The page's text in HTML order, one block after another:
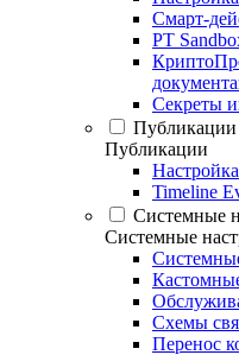
Смарт-
PT
Секреты
Публикации
Публикации
Timeline
Системные
Системные
Схемы
Перенос